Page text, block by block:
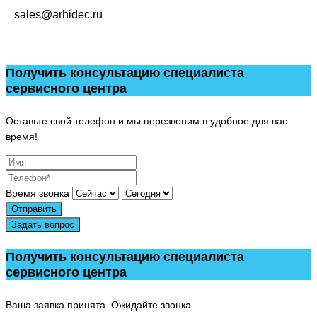
sales@arhidec.ru
Получить консультацию специалиста
сервисного центра
Оставьте свой телефон и мы перезвоним в удобное для вас
время!
Время звонка
Отправить
Задать вопрос
Получить консультацию специалиста
сервисного центра
Ваша заявка принята. Ожидайте звонка.